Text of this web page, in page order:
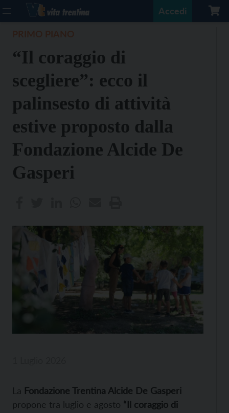
Accedi
“Il coraggio di
scegliere”: ecco il
palinsesto di attività
estive proposto dalla
Fondazione Alcide De
Gasperi
La Fondazione Trentina Alcide De Gasperi
propone tra luglio e agosto “Il coraggio di